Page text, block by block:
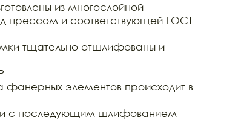
из многослойной
прессом и соответствующей ГОСТ
тщательно отшлифованы и
фанерных элементов происходит в
с последующим шлифованием